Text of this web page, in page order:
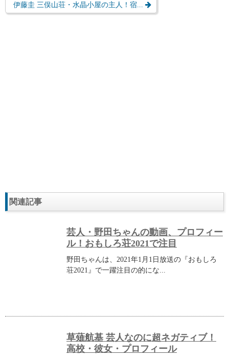
伊藤圭 三俣山荘・水晶小屋の主人！宿...
関連記事
芸人・野田ちゃんの動画、プロフィー
ル！おもしろ荘2021で注目
野田ちゃんは、2021年1月1日放送の『おもしろ
荘2021』で一躍注目の的にな...
草薙航基 芸人なのに超ネガティブ！
高校・彼女・プロフィール